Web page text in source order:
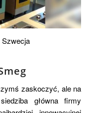
zaskoczyć, ale na
główna firmy